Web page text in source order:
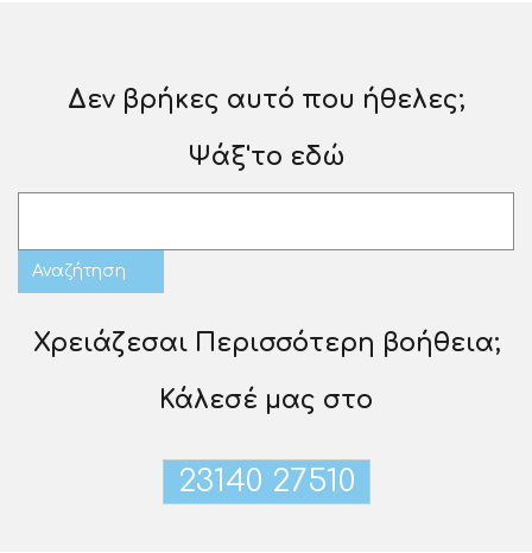
Δεν βρήκες αυτό που ήθελες;
Ψάξ'το εδώ
Χρειάζεσαι Περισσότερη βοήθεια;
Κάλεσέ μας στο
23140 27510